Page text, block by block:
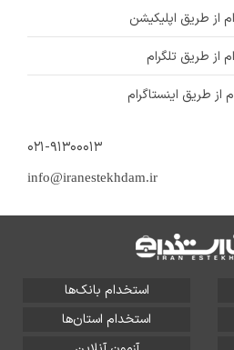
از طریق اپلیکیشن
از طریق تلگرام
طریق اینستاگرام
۰۲۱-۹۱۳۰۰۰۱۳
info@iranestekhdam.ir
استخدام بانک‌ها
استخدام استان‌ها